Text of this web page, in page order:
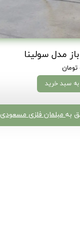
مدل سولینا
به سبد خرید
بهمبلمان فلزی مسعودی